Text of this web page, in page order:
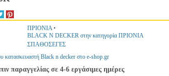
ΠΡΙΟΝΙΑ•
BLACK N DECKER στην κατηγορία ΠΡΙΟΝΙΑ
ΣΠΑΘΟΣΕΓΕΣ
κατασκευαστή Black n decker στο e-shop.gr
παραγγελίας σε 4-6 εργάσιμες ημέρες